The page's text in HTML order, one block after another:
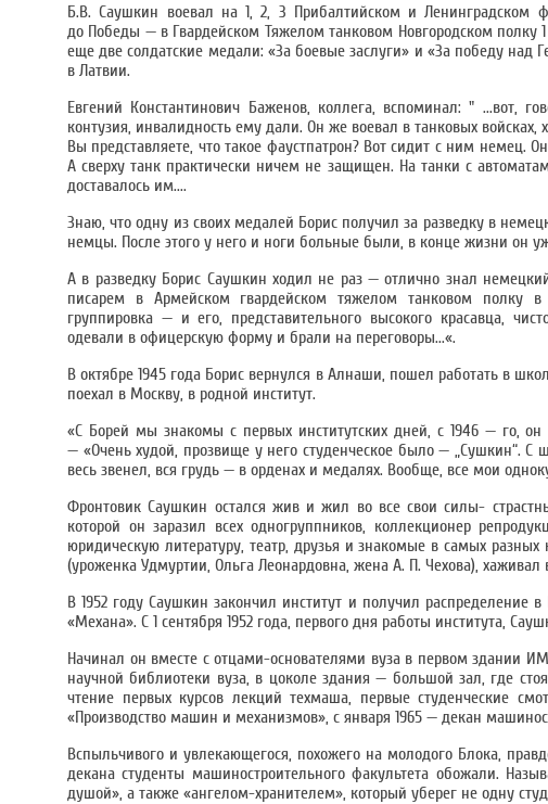
Б.В. Саушкин воевал на 1, 2, 3 Прибалтийском и Ленинградском
до Победы — в Гвардейском Тяжелом танковом Новгородском полку
еще две солдатские медали: «За боевые заслуги» и «За победу над
в Латвии.
Евгений Константинович Баженов, коллега, вспоминал: " ...вот,
контузия, инвалидность ему дали. Он же воевал в танковых войсках,
Вы представляете, что такое фаустпатрон? Вот сидит с ним немец.
А сверху танк практически ничем не защищен. На танки с
доставалось им....
Знаю, что одну из своих медалей Борис получил за разведку в
немцы. После этого у него и ноги больные были, в конце жизни он
А в разведку Борис Саушкин ходил не раз — отлично знал
писарем в Армейском гвардейском тяжелом танковом полку в
группировка — и его, представительного высокого красавца,
одевали в офицерскую форму и брали на переговоры...«.
В октябре 1945 года Борис вернулся в Алнаши, пошел работать в
поехал в Москву, в родной институт.
«С Борей мы знакомы с первых институтских дней, с 1946 — го,
— «Очень худой, прозвище у него студенческое было — „Сушкин“.
весь звенел, вся грудь — в орденах и медалях. Вообще, все мои
Фронтовик Саушкин остался жив и жил во все свои силы-
которой он заразил всех одногруппников, коллекционер
юридическую литературу, театр, друзья и знакомые в самых
(уроженка Удмуртии, Ольга Леонардовна, жена А. П. Чехова),
В 1952 году Саушкин закончил институт и получил распределение
«Механа». С 1 сентября 1952 года, первого дня работы института,
Начинал он вместе с отцами-основателями вуза в первом здании
научной библиотеки вуза, в цоколе здания — большой зал, где
чтение первых курсов лекций техмаша, первые студенческие
«Производство машин и механизмов», с января 1965 — декан
Вспыльчивого и увлекающегося, похожего на молодого Блока,
декана студенты машиностроительного факультета обожали.
душой», а также «ангелом-хранителем», который уберег не одну